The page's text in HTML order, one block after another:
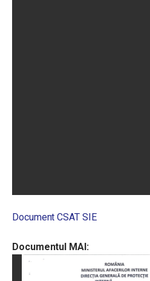
Document CSAT SIE
Documentul MAI: